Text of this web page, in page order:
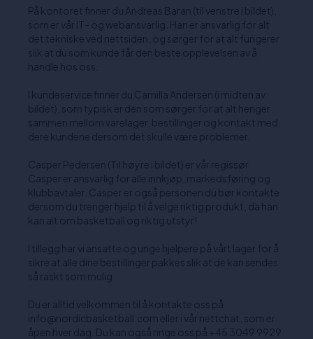
På kontoret finner du Andreas Baran (til venstre i bildet),
som er vår IT- og webansvarlig. Han er ansvarlig for alt
det tekniske ved nettsiden, og sørger for at alt fungerer
slik at du som kunde får den beste opplevelsen av å
handle hos oss.
I kundeservice finner du Camilla Andersen (i midten av
bildet), som typisk er den som sørger for at alt henger
sammen mellom varelager, bestillinger og kontakt med
dere kundene dersom det skulle være problemer.
Casper Pedersen (Til høyre i bildet) er vår regissør.
Casper er ansvarlig for alle innkjøp, markedsføring og
klubbavtaler. Casper er også personen du bør kontakte
dersom du trenger hjelp til å velge riktig produkt, da han
kan alt om basketball og riktig utstyr!
I tillegg har vi ansatte og unge hjelpere på vårt lager for å
sikre at alle dine bestillinger pakkes slik at de kan sendes
så raskt som mulig.
Du er alltid velkommen til å kontakte oss på
info@nordicbasketball.com eller i vår nettchat, som er
åpen hver dag. Du kan også ringe oss på +45 3049 9929.